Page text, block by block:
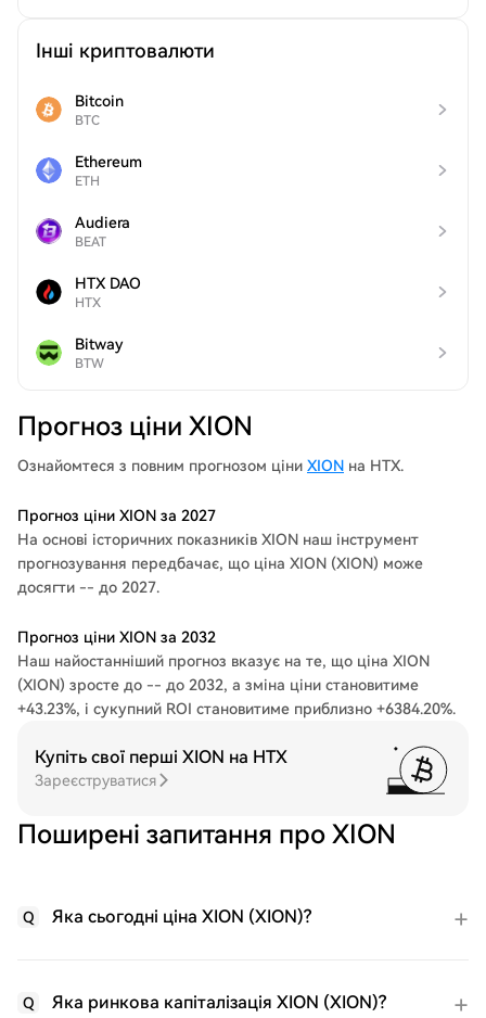
Інші криптовалюти
Bitcoin
BTC
Ethereum
ETH
Audiera
BEAT
HTX DAO
HTX
Bitway
BTW
Прогноз ціни XION
Ознайомтеся з повним прогнозом ціни XION на HTX.
Прогноз ціни XION за 2027
На основі історичних показників XION наш інструмент
прогнозування передбачає, що ціна XION (XION) може
досягти -- до 2027.
Прогноз ціни XION за 2032
Наш найостанніший прогноз вказує на те, що ціна XION
(XION) зросте до -- до 2032, а зміна ціни становитиме
+43.23%, і сукупний ROI становитиме приблизно +6384.20%.
Купіть свої перші XION на HTX
Зареєструватися
Поширені запитання про XION
Q Яка сьогодні ціна XION (XION)?
Q Яка ринкова капіталізація XION (XION)?